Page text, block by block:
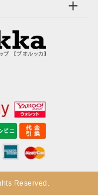
Reserved.